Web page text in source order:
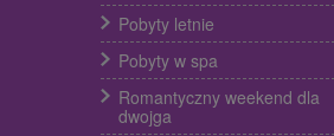
Pobyty letnie
Pobyty w spa
Romantyczny weekend dla
dwojga